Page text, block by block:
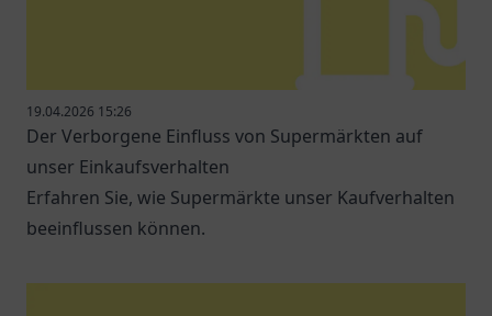
19.04.2026 15:26
Der Verborgene Einfluss von Supermärkten auf
unser Einkaufsverhalten
Erfahren Sie, wie Supermärkte unser Kaufverhalten
beeinflussen können.